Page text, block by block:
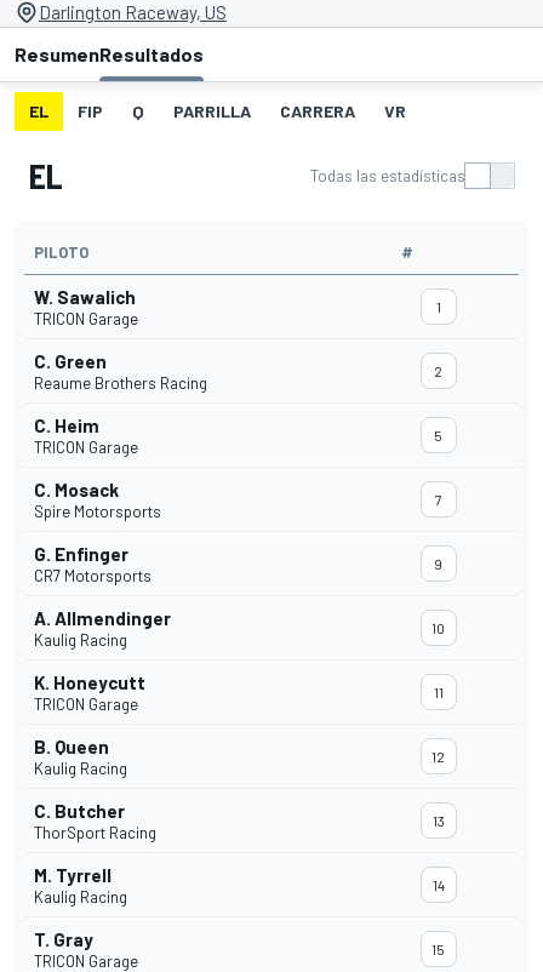
Darlington Raceway, US
ResumenResultados
EL FIP Q PARRILLA CARRERA VR
EL Todas las estadísticas
PILOTO #
W. Sawalich
TRICON Garage
1
C. Green
Reaume Brothers Racing
2
C. Heim
TRICON Garage
5
C. Mosack
Spire Motorsports
7
G. Enfinger
CR7 Motorsports
9
A. Allmendinger
Kaulig Racing
10
K. Honeycutt
TRICON Garage
11
B. Queen
Kaulig Racing
12
C. Butcher
ThorSport Racing
13
M. Tyrrell
Kaulig Racing
14
T. Gray
TRICON Garage
15